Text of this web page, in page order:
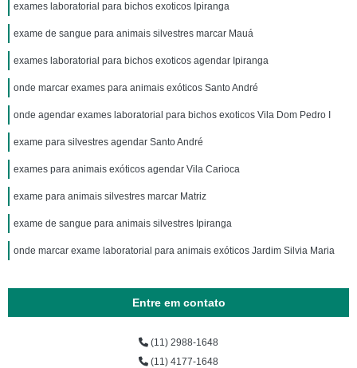
exames laboratorial para bichos exoticos Ipiranga
exame de sangue para animais silvestres marcar Mauá
exames laboratorial para bichos exoticos agendar Ipiranga
onde marcar exames para animais exóticos Santo André
onde agendar exames laboratorial para bichos exoticos Vila Dom Pedro I
exame para silvestres agendar Santo André
exames para animais exóticos agendar Vila Carioca
exame para animais silvestres marcar Matriz
exame de sangue para animais silvestres Ipiranga
onde marcar exame laboratorial para animais exóticos Jardim Silvia Maria
Entre em contato
(11) 2988-1648
(11) 4177-1648